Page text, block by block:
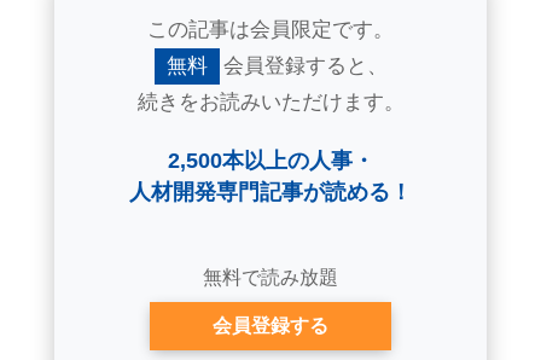
この記事は会員限定です。
無料
会員登録すると、
続きをお読みいただけます。
2,500本以上の人事・
人材開発専門記事が読める！
無料で読み放題
会員登録する